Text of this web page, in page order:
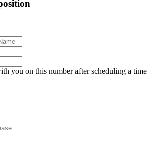
you on this number after scheduling a time